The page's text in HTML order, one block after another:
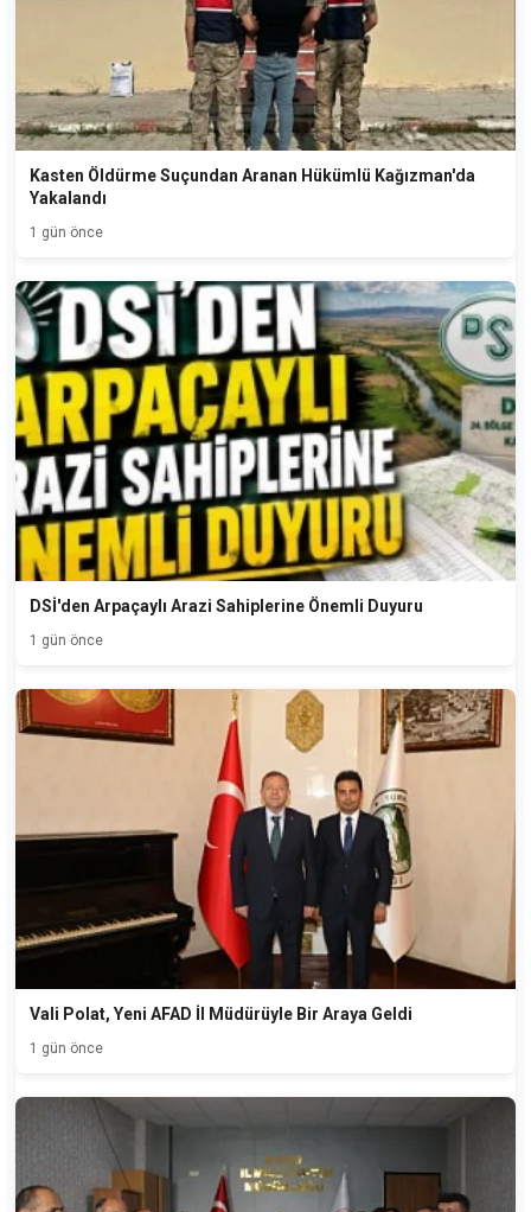
Kasten Öldürme Suçundan Aranan Hükümlü Kağızman'da
Yakalandı
1 gün önce
DSİ'den Arpaçaylı Arazi Sahiplerine Önemli Duyuru
1 gün önce
Vali Polat, Yeni AFAD İl Müdürüyle Bir Araya Geldi
1 gün önce